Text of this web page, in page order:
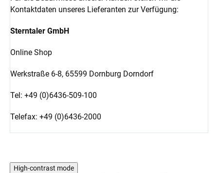
Kontaktdaten unseres Lieferanten zur Verfügung:
Sterntaler GmbH
Online Shop
Werkstraße 6-8, 65599 Dornburg Dorndorf
Tel: +49 (0)6436-509-100
Telefax: +49 (0)6436-2000
High-contrast mode